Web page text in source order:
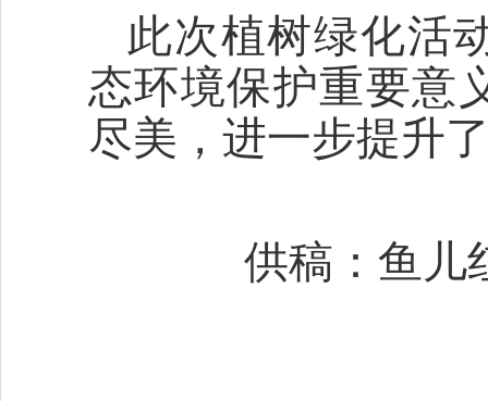
此次植树绿化活
态环境保护重要意
尽美，进一步提升
供稿：鱼儿